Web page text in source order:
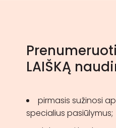
LAIŠKĄ
pirmasis sužinosi
specialius pasiūlymus;